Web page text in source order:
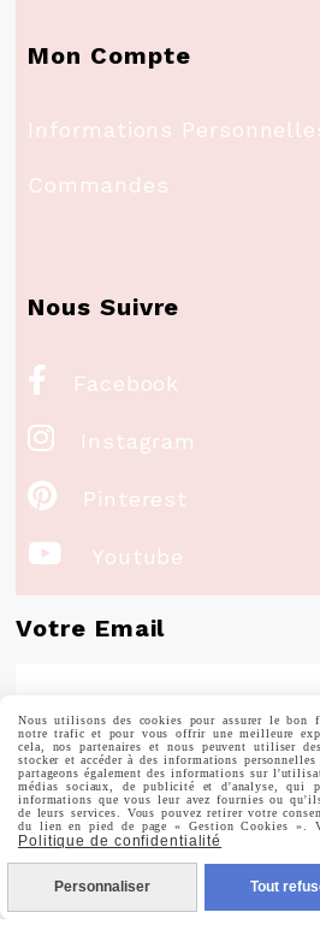
Mon Compte
Informations
Commandes
Nous Suivre
 Facebook
 Instagram
 Pinterest
 Youtube
Votre Email
Prénom
Valider
Nous utilisons des cookies pour assurer le bon
notre trafic et pour vous offrir une meilleure
cela, nos partenaires et nous peuvent utiliser
stocker et accéder à des informations
partageons également des informations sur
médias sociaux, de publicité et d'analyse, qui
informations que vous leur avez fournies ou
de leurs services. Vous pouvez retirer votre
du lien en pied de page « Gestion Cookies ».
Politique de confidentialité
Personnaliser Tout